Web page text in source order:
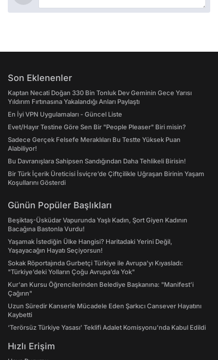
Son Eklenenler
Kaptan Necati Doğan 330 Bin Tonluk Dev Geminin Gece Yarısı
Yıldırım Fırtınasına Yakalandığı Anları Paylaştı
En İyi VPN Uygulamaları - Güncel Liste
Evet/Hayır Testine Göre Sen Bir "People Pleaser" Biri misin?
Sadece Gerçek Felsefe Meraklıları Bu Testte Yüksek Puan
Alabiliyor!
Bu Davranışlara Sahipsen Sandığından Daha Tehlikeli Birisin!
Bir Türk İçerik Üreticisi İsviçre’de Çiftçilikle Uğraşan Birinin Yaşam
Koşullarını Gösterdi
Günün Popüler Başlıkları
Beşiktaş-Üsküdar Vapurunda Yaşlı Kadın, Şort Giyen Kadının
Bacağına Bastonla Vurdu!
Yaşamak İstediğin Ülke Hangisi? Haritadaki Yerini Değil,
Yaşayacağın Hayatı Seçiyorsun!
Sokak Röportajında Gurbetçi Türkiye ile Avrupa'yı Kıyasladı:
"Türkiye’deki Yolların Çoğu Avrupa’da Yok"
Kur'an Kursu Öğrencilerinden Belediye Başkanına: "Manifest’i
Çağırın"
Uzun Süredir Kanserle Mücadele Eden Şarkıcı Cansever Hayatını
Kaybetti
‘Terörsüz Türkiye Yasası’ Teklifi Adalet Komisyonu'nda Kabul Edildi
Hızlı Erişim